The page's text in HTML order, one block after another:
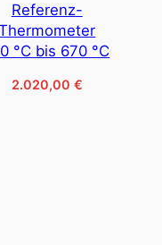
Referenz-
°C bis 670 °C
2.020,00 €